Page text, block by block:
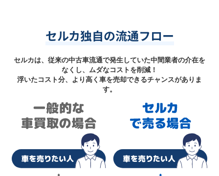
セルカ独自の流通フロー
セルカは、従来の中古車流通で発生していた中間業者の介在を
なくし、ムダなコストを削減！
浮いたコスト分、より高く車を売却できるチャンスがありま
す。